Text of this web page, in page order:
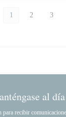
1 2 3
al día
para recibir